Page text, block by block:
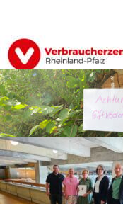
FB News
FB News
Panorama
40
DA